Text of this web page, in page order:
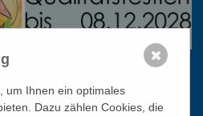
um Ihnen ein optimales
Dazu zählen Cookies, die
✖